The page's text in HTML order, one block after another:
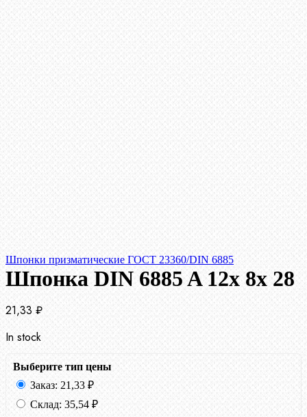
Шпонки призматические ГОСТ 23360/DIN 6885
Шпонка DIN 6885 A 12x 8x 28
21,33 ₽
In stock
Выберите тип цены
Заказ: 21,33 ₽
Склад: 35,54 ₽